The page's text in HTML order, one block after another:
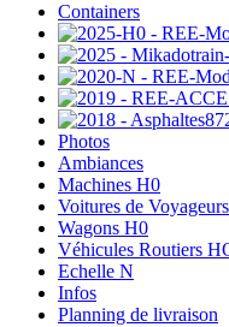
Containers
Photos
Ambiances
Machines H0
Voitures de
Wagons H0
Véhicules Routiers
Echelle N
Infos
Planning de livraison